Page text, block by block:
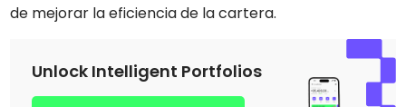
de mejorar la eficiencia de la cartera.
Unlock Intelligent Portfolios